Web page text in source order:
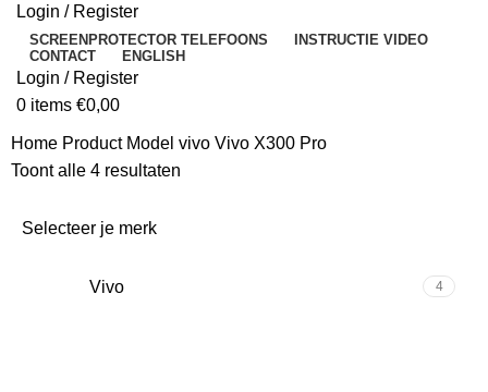
Login / Register
SCREENPROTECTOR TELEFOONS
INSTRUCTIE VIDEO
CONTACT
ENGLISH
Login / Register
0 items €0,00
Home Product Modelvivo Vivo X300 Pro
Toont alle 4 resultaten
Selecteer je merk
Vivo 4